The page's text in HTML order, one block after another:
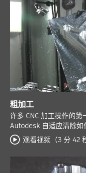
粗加工
许多 CNC 加工操作的
Autodesk 自适应清除如
观看视频（3 分 42